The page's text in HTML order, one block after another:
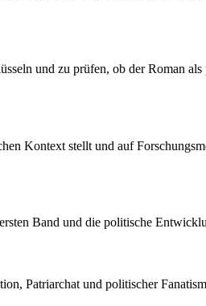
und zu prüfen, ob der Roman
Kontext stellt und auf
Band und die politische
Patriarchat und politischer